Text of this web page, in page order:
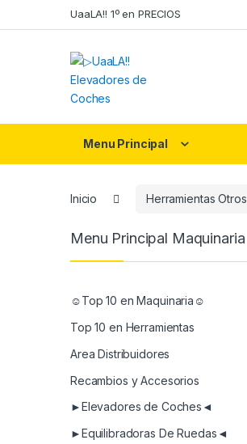
to
to
UaaLA!! 1º en PRECIOS
Menu Principal
Inicio Herramientas Otros
Menu Principal Maquinaria
☺Top 10 en Maquinaria☺
Top 10 en Herramientas
Area Distribuidores
Recambios y Accesorios
►Elevadores de Coches◄
►Equilibradoras De Ruedas◄